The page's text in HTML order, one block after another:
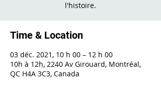
l'histoire.
Time & Location
03 déc. 2021, 10 h 00 – 12 h 00
10h à 12h, 2240 Av Girouard, Montréal,
QC H4A 3C3, Canada